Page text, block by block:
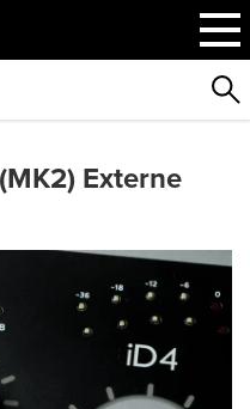
Externe